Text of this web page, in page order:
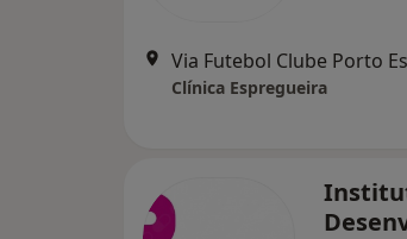
Clínica Espregueira